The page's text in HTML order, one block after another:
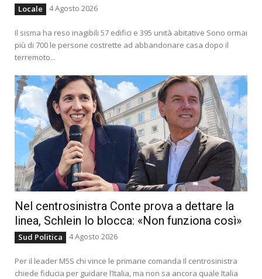
Locale 4 Agosto 2026
Il sisma ha reso inagibili 57 edifici e 395 unità abitative Sono ormai
più di 700 le persone costrette ad abbandonare casa dopo il
terremoto...
Nel centrosinistra Conte prova a dettare la
linea, Schlein lo blocca: «Non funziona così»
Sud Politica 4 Agosto 2026
Per il leader M5S chi vince le primarie comanda Il centrosinistra
chiede fiducia per guidare l’Italia, ma non sa ancora quale Italia